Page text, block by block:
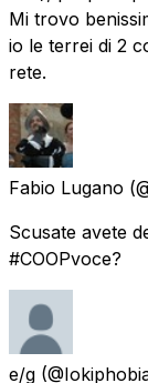
Mi trovo
io le terrei di 2
rete.
Fabio Lugano
Scusate avete
#COOPvoce?
e/g